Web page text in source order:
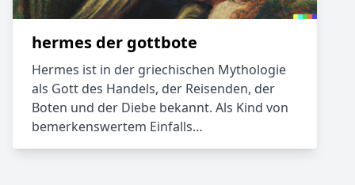
hermes der gottbote
Hermes ist in der griechischen Mythologie
als Gott des Handels, der Reisenden, der
Boten und der Diebe bekannt. Als Kind von
bemerkenswertem Einfalls…